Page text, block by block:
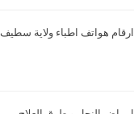
ارقام هواتف اطباء ولاية سطيف